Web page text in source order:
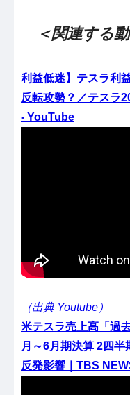
＜関連する
利益低迷】テスラ利
反転攻勢？／テスラ
- YouTube
（出典 Youtube）
米テスラ売上高「過
月～6月期決算 2四
反発影響｜TBS